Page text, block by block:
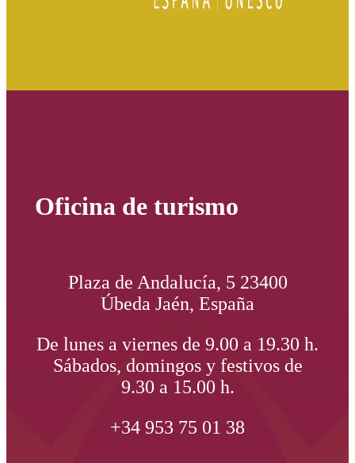
Oficina de turismo
Plaza de Andalucía, 5 23400
Úbeda Jaén, España
De lunes a viernes de 9.00 a 19.30 h.
Sábados, domingos y festivos de
9.30 a 15.00 h.
+34 953 75 01 38